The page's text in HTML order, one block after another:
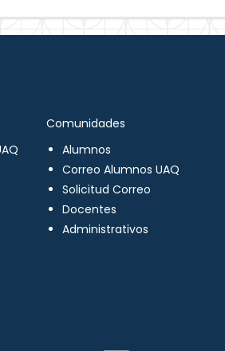
Comunidades
Alumnos
Correo Alumnos UAQ
Solicitud Correo
Docentes
Administrativos